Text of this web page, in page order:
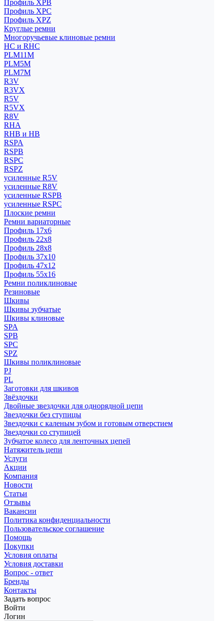
Профиль XPB
Профиль XPC
Профиль XPZ
Круглые ремни
Многоручьевые клиновые ремни
HC и RHC
PLM11M
PLM5M
PLM7M
R3V
R3VX
R5V
R5VX
R8V
RHA
RHB и HB
RSPA
RSPB
RSPC
RSPZ
усиленные R5V
усиленные R8V
усиленные RSPB
усиленные RSPC
Плоские ремни
Ремни вариаторные
Профиль 17x6
Профиль 22x8
Профиль 28x8
Профиль 37x10
Профиль 47x12
Профиль 55x16
Ремни поликлиновые
Резиновые
Шкивы
Шкивы зубчатые
Шкивы клиновые
SPA
SPB
SPC
SPZ
Шкивы поликлиновые
PJ
PL
Заготовки для шкивов
Звёздочки
Двойные звездочки для однорядной цепи
Звездочки без ступицы
Звездочки с каленым зубом и готовым отверстием
Звездочки со ступицей
Зубчатое колесо для ленточных цепей
Натяжитель цепи
Услуги
Акции
Компания
Новости
Статьи
Отзывы
Вакансии
Политика конфиденциальности
Пользовательское соглашение
Помощь
Покупки
Условия оплаты
Условия доставки
Вопрос - ответ
Бренды
Контакты
Задать вопрос
Войти
Логин